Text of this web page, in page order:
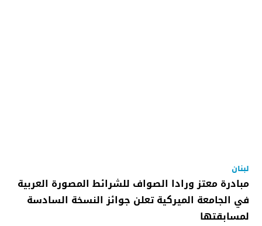
لبنان
مبادرة معتز ورادا الصواف للشرائط المصورة العربية
في الجامعة الميركية تعلن جوائز النسخة السادسة
لمسابقتها